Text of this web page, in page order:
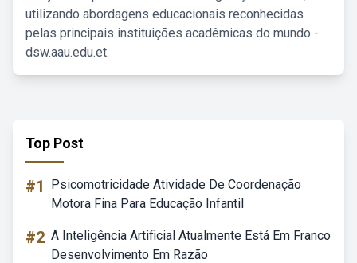
utilizando abordagens educacionais reconhecidas
pelas principais instituições acadêmicas do mundo -
dsw.aau.edu.et.
Top Post
#1
Psicomotricidade Atividade De Coordenação
Motora Fina Para Educação Infantil
#2 A Inteligência Artificial Atualmente Está Em Franco
Desenvolvimento Em Razão